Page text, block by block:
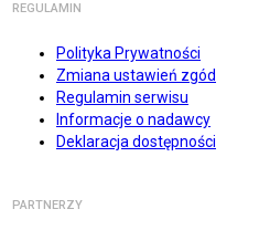
REGULAMIN
Polityka Prywatności
Zmiana ustawień zgód
Regulamin serwisu
Informacje o nadawcy
Deklaracja dostępności
PARTNERZY